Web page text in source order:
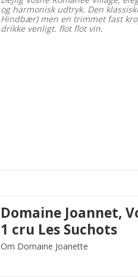
og harmonisk udtryk. Den
Hindbær) men en trimmet fast
drikke venligt. flot flot vin.
Domaine Joannet,
1 cru Les Suchots
Om Domaine Joanette